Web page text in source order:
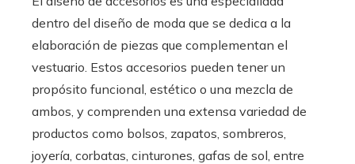
dentro del diseño de moda que se dedica a la
elaboración de piezas que complementan el
vestuario. Estos accesorios pueden tener un
propósito funcional, estético o una mezcla de
ambos, y comprenden una extensa variedad de
productos como bolsos, zapatos, sombreros,
joyería, corbatas, cinturones, gafas de sol, entre